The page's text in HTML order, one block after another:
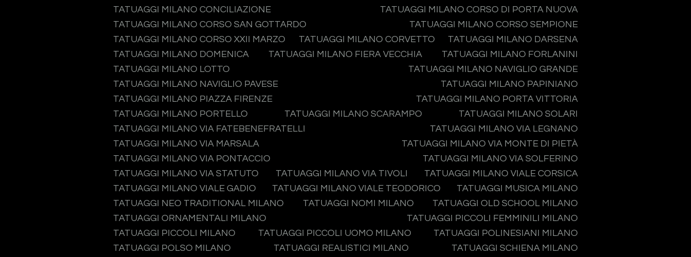
TATUAGGI MILANO CONCILIAZIONE
TATUAGGI MILANO CORSO DI PORTA NUOVA
TATUAGGI MILANO CORSO SAN GOTTARDO
TATUAGGI MILANO CORSO SEMPIONE
TATUAGGI MILANO CORSO XXII MARZO
TATUAGGI MILANO CORVETTO
TATUAGGI MILANO DARSENA
TATUAGGI MILANO DOMENICA
TATUAGGI MILANO FIERA VECCHIA
TATUAGGI MILANO FORLANINI
TATUAGGI MILANO LOTTO
TATUAGGI MILANO NAVIGLIO GRANDE
TATUAGGI MILANO NAVIGLIO PAVESE
TATUAGGI MILANO PAPINIANO
TATUAGGI MILANO PIAZZA FIRENZE
TATUAGGI MILANO PORTA VITTORIA
TATUAGGI MILANO PORTELLO
TATUAGGI MILANO SCARAMPO
TATUAGGI MILANO SOLARI
TATUAGGI MILANO VIA FATEBENEFRATELLI
TATUAGGI MILANO VIA LEGNANO
TATUAGGI MILANO VIA MARSALA
TATUAGGI MILANO VIA MONTE DI PIETÀ
TATUAGGI MILANO VIA PONTACCIO
TATUAGGI MILANO VIA SOLFERINO
TATUAGGI MILANO VIA STATUTO
TATUAGGI MILANO VIA TIVOLI
TATUAGGI MILANO VIALE CORSICA
TATUAGGI MILANO VIALE GADIO
TATUAGGI MILANO VIALE TEODORICO
TATUAGGI MUSICA MILANO
TATUAGGI NEO TRADITIONAL MILANO
TATUAGGI NOMI MILANO
TATUAGGI OLD SCHOOL MILANO
TATUAGGI ORNAMENTALI MILANO
TATUAGGI PICCOLI FEMMINILI MILANO
TATUAGGI PICCOLI MILANO
TATUAGGI PICCOLI UOMO MILANO
TATUAGGI POLINESIANI MILANO
TATUAGGI POLSO MILANO
TATUAGGI REALISTICI MILANO
TATUAGGI SCHIENA MILANO